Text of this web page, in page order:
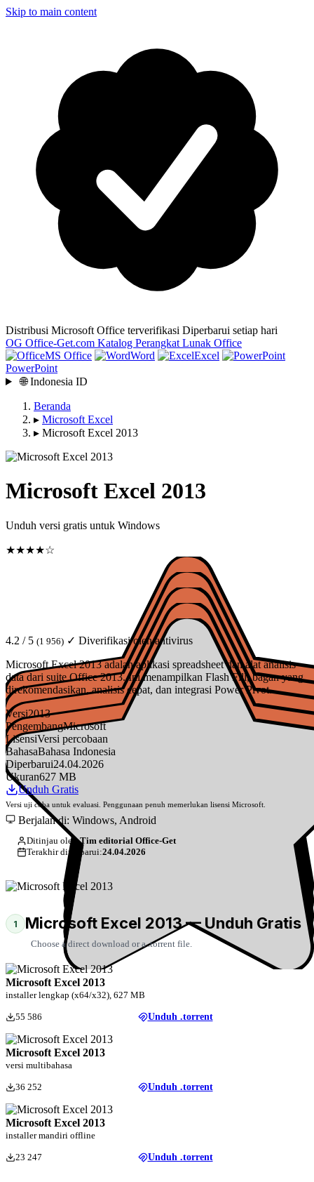
Skip to main content
Distribusi Microsoft Office terverifikasi Diperbarui setiap hari
OG Office-Get.com Katalog Perangkat Lunak Office
MS Office
Word
Excel
PowerPoint
🌐 Indonesia ID
Beranda
▸ Microsoft Excel
▸ Microsoft Excel 2013
Microsoft Excel 2013
Unduh versi gratis untuk Windows
★★★★☆
4.2 / 5 (1 956) ✓ Diverifikasi oleh antivirus
Microsoft Excel 2013 adalah aplikasi spreadsheet dan alat analisis
data dari suite Office 2013. Ini menampilkan Flash Fill, bagan yang
direkomendasikan, analisis cepat, dan integrasi Power Pivot.
Versi2013
PengembangMicrosoft
LisensiVersi percobaan
BahasaBahasa Indonesia
Diperbarui24.04.2026
Ukuran627 MB
Unduh Gratis
Versi uji coba untuk evaluasi. Penggunaan penuh memerlukan lisensi Microsoft.
Berjalan di: Windows, Android
Ditinjau oleh:Tim editorial Office-Get
Terakhir diperbarui:24.04.2026
1 Microsoft Excel 2013 — Unduh Gratis
Choose a direct download or a .torrent file.
Microsoft Excel 2013
installer lengkap (x64/x32), 627 MB
55 586 Unduh .torrent
Microsoft Excel 2013
versi multibahasa
36 252 Unduh .torrent
Microsoft Excel 2013
installer mandiri offline
23 247 Unduh .torrent